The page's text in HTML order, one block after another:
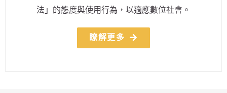
法」的態度與使用行為，以適應數位社會。
瞭解更多